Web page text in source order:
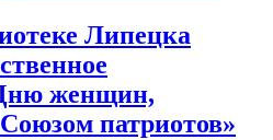
Липецка
женщин,
патриотов»